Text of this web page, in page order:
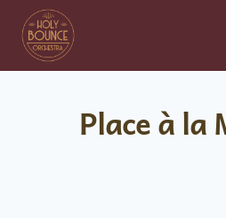
Place à la